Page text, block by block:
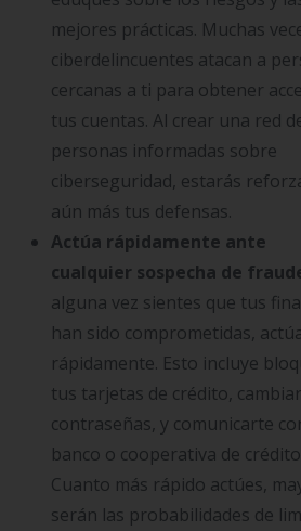
mejores prácticas. Muchas
ciberdelincuentes atacan a
cercanas a ti para obtener
tus cuentas. Al crear una red
personas informadas sobre
ciberseguridad, estarás
aún más tus defensas.
Actúa rápidamente ante
cualquier sospecha de
alguna vez sientes que tus
han sido comprometidas,
rápidamente. Esto incluye
tus tarjetas de crédito,
contraseñas, y comunicarte
banco o cooperativa de
Cuanto más rápido actúes,
serán las probabilidades de